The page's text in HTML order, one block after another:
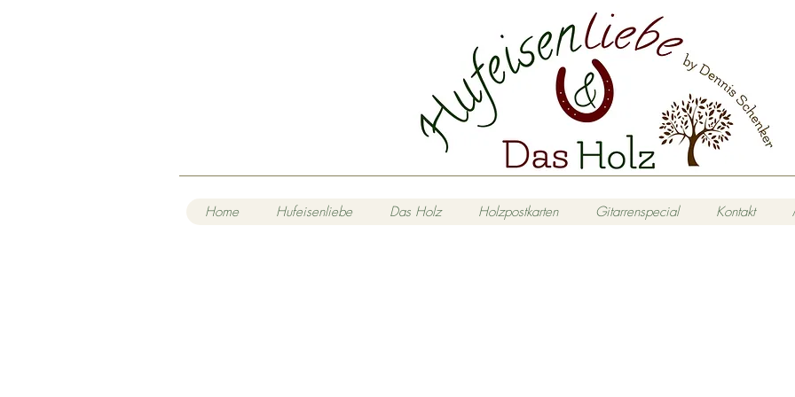
Home Hufeisenliebe Das Holz Holzpostkarten Gitarrenspecial Kontakt